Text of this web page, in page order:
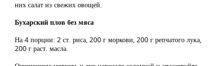
них салат из свежих овощей.
Бухарский плов без мяса
На 4 порции: 2 ст. риса, 200 г моркови, 200 г репчатого лука,
200 г раст. масла.